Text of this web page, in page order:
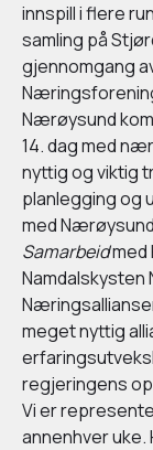
innspill i flere
samling på
gjennomgang
Nærøysund
14. dag med
nyttig og viktig
planlegging og
med
Samarbeidmed
meget nyttig
regjeringens
Vi er
annenhver uke.